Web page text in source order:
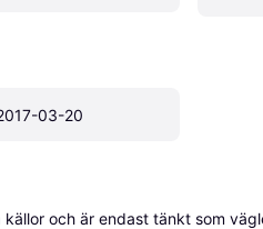
03-20
och är endast tänkt som